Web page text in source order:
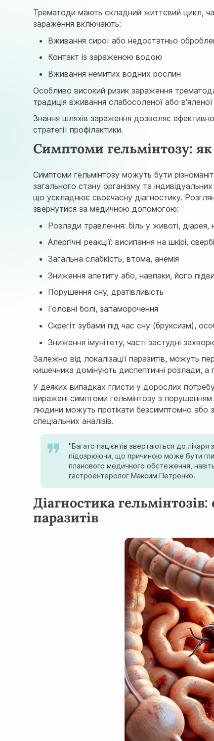
Трематоди мають складний життєвий цикл,
зараження включають:
Вживання сирої або недостатньо
Контакт із зараженою водою
Вживання немитих водних рослин
Особливо високий ризик зараження
традиція вживання слабосоленої або
Знання шляхів зараження дозволяє
стратегії профілактики.
Симптоми гельмінтозу:
Симптоми гельмінтозу можуть бути
загального стану організму та
що ускладнює своєчасну діагностику.
звернутися за медичною допомогою:
Розлади травлення: біль у животі,
Алергічні реакції: висипання на шкірі,
Загальна слабкість, втома, анемія
Зниження апетиту або, навпаки, його
Порушення сну, дратівливість
Головні болі, запаморочення
Скрегіт зубами під час сну (бруксизм),
Зниження імунітету, часті застудні
Залежно від локалізації паразитів, можуть
кишечника домінують диспептичні розлади, а
У деяких випадках глисти у дорослих
виражені симптоми гельмінтозу з порушенням
людини можуть протікати безсимптомно або
спеціальних аналізів.
"Багато пацієнтів звертаються до
підозрюючи, що причиною може бути
планового медичного обстеження,
гастроентеролог Максим Петренко.
Діагностика
паразитів